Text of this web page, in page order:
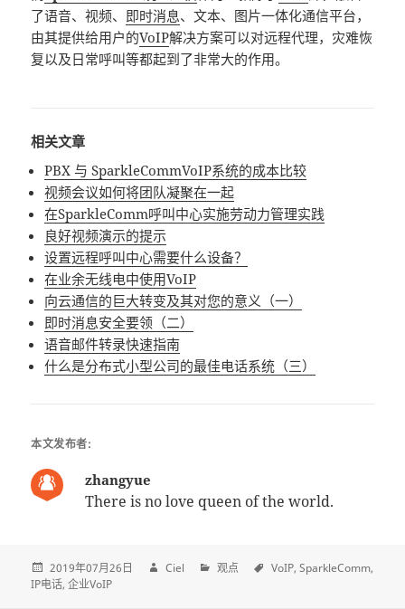
了语音、视频、 即时消息、文本、图片一体化通信平台，
由其提供给用户的VoIP解决方案可以对远程代理，灾难恢
复以及日常呼叫等都起到了非常大的作用。
相关文章
PBX 与 SparkleCommVoIP系统的成本比较
视频会议如何将团队凝聚在一起
在SparkleComm呼叫中心实施劳动力管理实践
良好视频演示的提示
设置远程呼叫中心需要什么设备？
在业余无线电中使用VoIP
向云通信的巨大转变及其对您的意义（一）
即时消息安全要领（二）
语音邮件转录快速指南
什么是分布式小型公司的最佳电话系统（三）
本文发布者:
zhangyue
There is no love queen of the world.
2019年07月26日 Ciel 观点 VoIP SparkleComm
IP电话 企业VoIP